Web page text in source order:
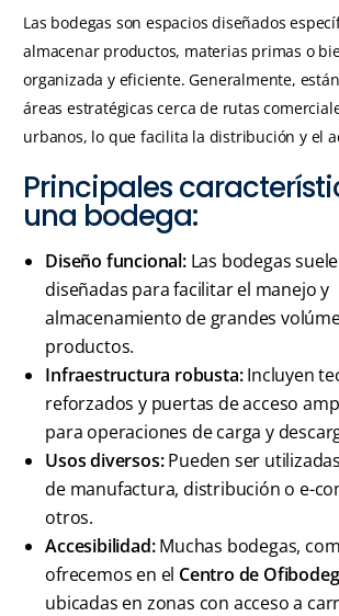
Las bodegas son espacios diseñados
almacenar productos, materias primas o
organizada y eficiente. Generalmente,
áreas estratégicas cerca de rutas
urbanos, lo que facilita la distribución y el
Principales
una bodega:
Diseño funcional:Las bodegas
diseñadas para facilitar el manejo y
almacenamiento de grandes
productos.
Infraestructura robusta:Incluyen
reforzados y puertas de acceso
para operaciones de carga y
Usos diversos:Pueden ser
de manufactura, distribución o e-
otros.
Accesibilidad:Muchas bodegas,
ofrecemos en el Centro de
ubicadas en zonas con acceso a